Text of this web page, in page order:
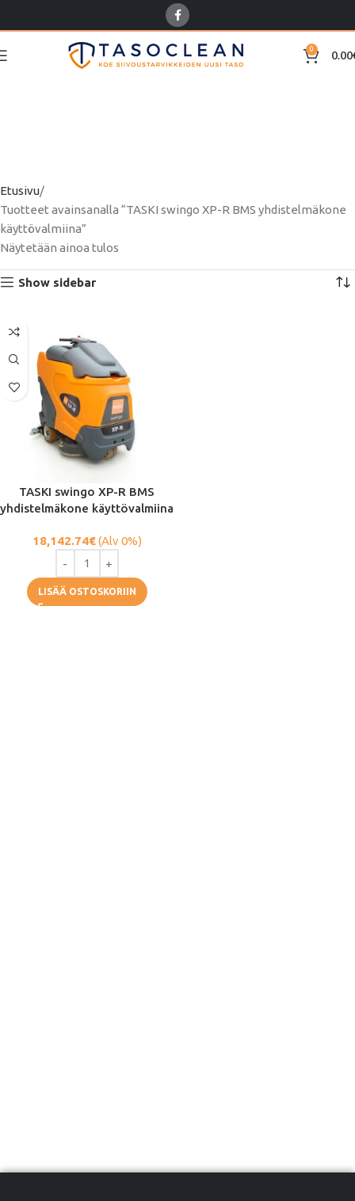
0 0.00
Etusivu
Tuotteet avainsanalla “TASKI swingo XP-R BMS yhdistelmäkone
käyttövalmiina”
Näytetään ainoa tulos
Show sidebar
TASKI swingo XP-R BMS
yhdistelmäkone käyttövalmiina
18,142.74€(Alv 0%)
LISÄÄ OSTOSKORIIN